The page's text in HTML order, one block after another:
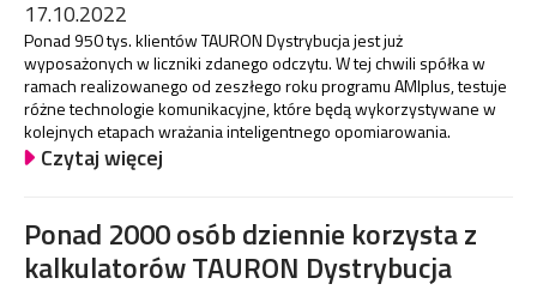
17.10.2022
Ponad 950 tys. klientów TAURON Dystrybucja jest już
wyposażonych w liczniki zdanego odczytu. W tej chwili spółka w
ramach realizowanego od zeszłego roku programu AMIplus, testuje
różne technologie komunikacyjne, które będą wykorzystywane w
kolejnych etapach wrażania inteligentnego opomiarowania.
Czytaj więcej
Ponad 2000 osób dziennie korzysta z
kalkulatorów TAURON Dystrybucja